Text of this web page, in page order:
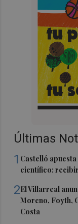
Últimas
1 Castelló
científico:
2El Villarreal
Moreno, Foyth,
Costa